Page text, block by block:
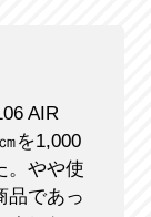
AIR
を1,000
。やや使
品であっ